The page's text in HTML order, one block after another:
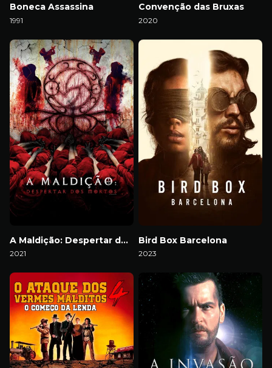
Boneca Assassina
1991
Convenção das Bruxas
2020
A Maldição: Despertar dos Mortos
2021
Bird Box Barcelona
2023